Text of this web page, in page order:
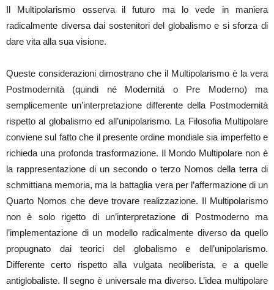
Il Multipolarismo osserva il futuro ma lo vede in maniera
radicalmente diversa dai sostenitori del globalismo e si sforza di
dare vita alla sua visione.
Queste considerazioni dimostrano che il Multipolarismo è la vera
Postmodernità (quindi né Modernità o Pre Moderno) ma
semplicemente un’interpretazione differente della Postmodernità
rispetto al globalismo ed all’unipolarismo. La Filosofia Multipolare
conviene sul fatto che il presente ordine mondiale sia imperfetto e
richieda una profonda trasformazione. Il Mondo Multipolare non è
la rappresentazione di un secondo o terzo Nomos della terra di
schmittiana memoria, ma la battaglia vera per l’affermazione di un
Quarto Nomos che deve trovare realizzazione. Il Multipolarismo
non è solo rigetto di un’interpretazione di Postmoderno ma
l’implementazione di un modello radicalmente diverso da quello
propugnato dai teorici del globalismo e dell’unipolarismo.
Differente certo rispetto alla vulgata neoliberista, e a quelle
antiglobaliste. Il segno è universale ma diverso. L’idea multipolare